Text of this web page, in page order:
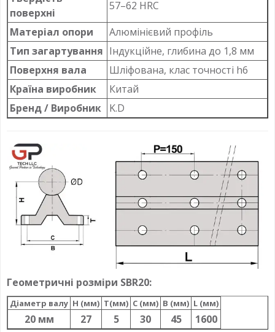
поверхні
57–62 HRC
Матеріал опори
Алюмінієвий профіль
Тип загартування Індукційне, глибина до 1,8 мм
Поверхня вала
Шліфована, клас точності h6
Країна виробник
Китай
Бренд / Виробник
K.D
Геометричні розміри SBR20:
Діаметр валу H (мм) T(мм) C (мм) B (мм) L (мм)
20 мм 27 5 30 45 1600